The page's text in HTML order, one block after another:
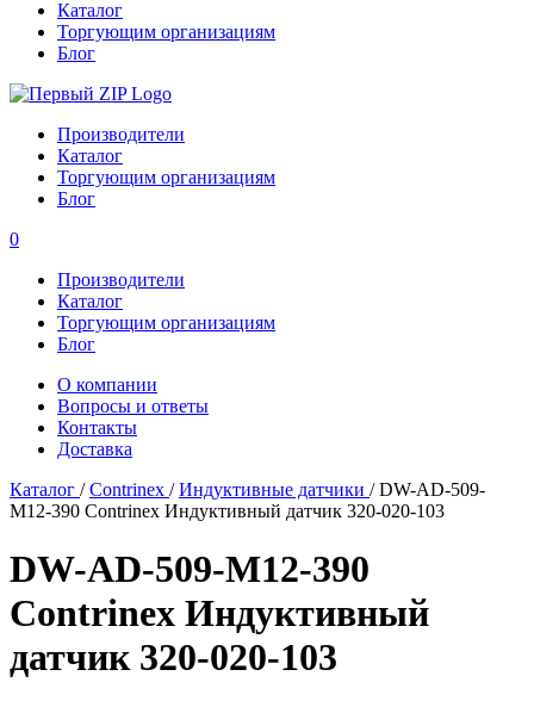
Каталог
Торгующим организациям
Блог
Производители
Каталог
Торгующим организациям
Блог
0
Производители
Каталог
Торгующим организациям
Блог
О компании
Вопросы и ответы
Контакты
Доставка
Каталог /Contrinex /Индуктивные датчики /DW-AD-509-
M12-390 Contrinex Индуктивный датчик 320-020-103
DW-AD-509-M12-390
Contrinex Индуктивный
датчик 320-020-103